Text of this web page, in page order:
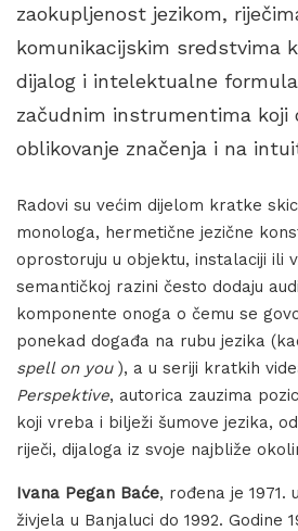
zaokupljenost jezikom,
komunikacijskim sredstvima
dijalog i intelektualne
začudnim instrumentima koji
oblikovanje značenja i na
Radovi su većim dijelom kratke
monologa, hermetične jezične
oprostoruju u objektu, instalaciji ili
semantičkoj razini često dodaju
komponente onoga o čemu se
ponekad događa na rubu jezika
spell on you), a u seriji kratkih
Perspektive, autorica zauzima
koji vreba i bilježi šumove jezika,
riječi, dijaloga iz svoje najbliže
Ivana Pegan Baće, rođena je 1971.
živjela u Banjaluci do 1992. Godine